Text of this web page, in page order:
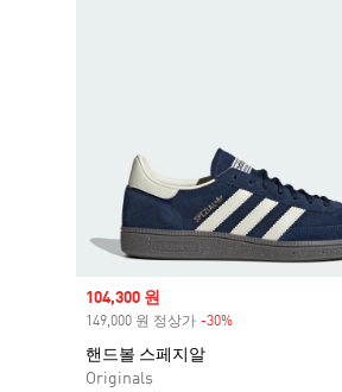
Sale price
104,300 원
149,000 원 정상가 -30%
핸드볼 스페지알
Originals